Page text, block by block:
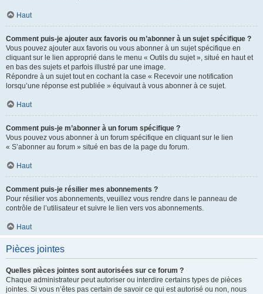
Haut
Comment puis-je ajouter aux favoris ou m’abonner à un sujet spécifique ?
Vous pouvez ajouter aux favoris ou vous abonner à un sujet spécifique en
cliquant sur le lien approprié dans le menu « Outils du sujet », situé en haut et
en bas des sujets et parfois illustré par une image.
Répondre à un sujet tout en cochant la case « Recevoir une notification
lorsqu’une réponse est publiée » équivaut à vous abonner à ce sujet.
Haut
Comment puis-je m’abonner à un forum spécifique ?
Vous pouvez vous abonner à un forum spécifique en cliquant sur le lien
« S’abonner au forum » situé en bas de la page du forum.
Haut
Comment puis-je résilier mes abonnements ?
Pour résilier vos abonnements, veuillez vous rendre dans le panneau de
contrôle de l’utilisateur et suivre le lien vers vos abonnements.
Haut
Pièces jointes
Quelles pièces jointes sont autorisées sur ce forum ?
Chaque administrateur peut autoriser ou interdire certains types de pièces
jointes. Si vous n’êtes pas certain de savoir ce qui est autorisé ou non, nous